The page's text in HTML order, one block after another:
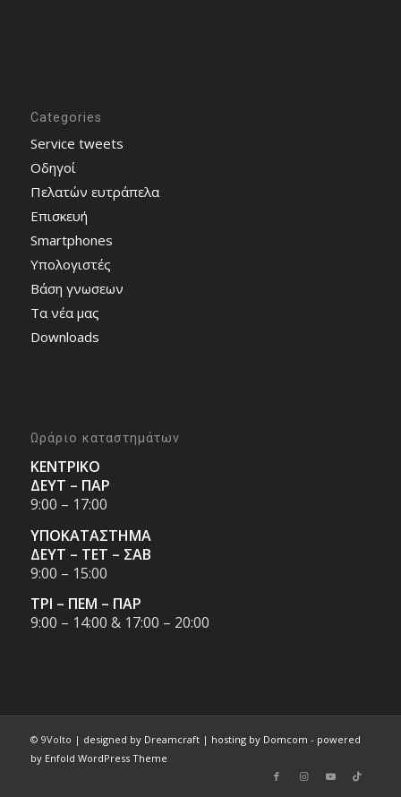
Categories
Service tweets
Οδηγοί
Πελατών ευτράπελα
Επισκευή
Smartphones
Υπολογιστές
Bάση γνωσεων
Τα νέα μας
Downloads
Ωράριο καταστημάτων
ΚΕΝΤΡΙΚΟ
ΔΕΥΤ – ΠΑΡ
9:00 – 17:00
ΥΠΟΚΑΤΑΣΤΗΜΑ
ΔΕΥΤ – ΤΕΤ – ΣΑΒ
9:00 – 15:00
ΤΡΙ – ΠΕΜ – ΠΑΡ
9:00 – 14:00 & 17:00 – 20:00
© 9Volto | designed by Dreamcraft| hosting by Domcom - powered
by Enfold WordPress Theme